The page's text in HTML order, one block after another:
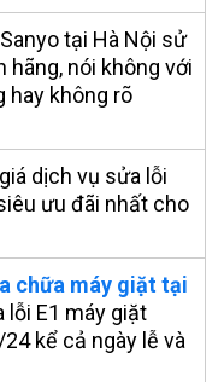
tại Hà Nội sử
hãng, nói không với
hay không rõ
dịch vụ sửa lỗi
ưu đãi nhất cho
chữa máy giặt tại
lỗi E1 máy giặt
kể cả ngày lễ và